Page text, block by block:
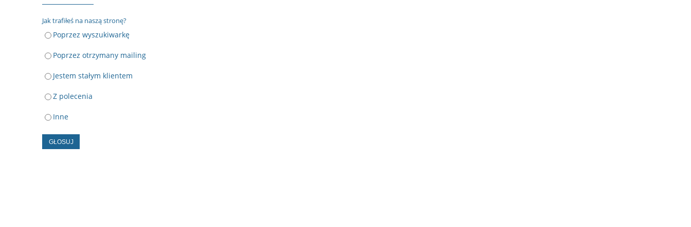
Jak trafiłeś na naszą stronę?
Poprzez wyszukiwarkę
Poprzez otrzymany mailing
Jestem stałym klientem
Z polecenia
Inne
GŁOSUJ